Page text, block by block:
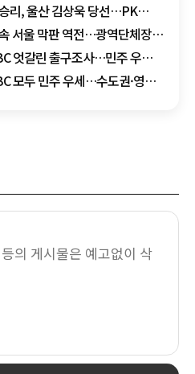
리, 울산 김상욱 당선…PK
서울 막판 역전…광역단체장
엇갈린 출구조사…민주 우세
모두 민주 우세…수도권·영남